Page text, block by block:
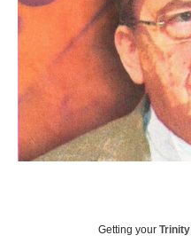
Getting your